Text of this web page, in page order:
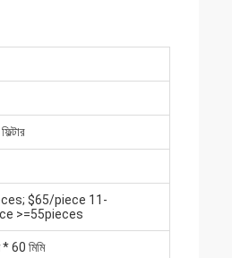
$65/piece 11-
>=55pieces
* 60 মিমি